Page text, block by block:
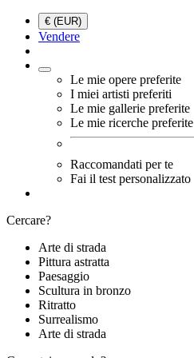
€ (EUR)
Vendere
Le mie opere preferite
I miei artisti preferiti
Le mie gallerie preferite
Le mie ricerche preferite
Raccomandati per te
Fai il test personalizzato
Cercare?
Arte di strada
Pittura astratta
Paesaggio
Scultura in bronzo
Ritratto
Surrealismo
Arte di strada